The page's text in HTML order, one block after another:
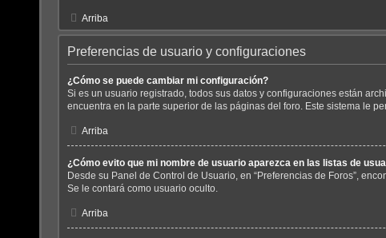
Arriba
Preferencias de usuario y configuraciones
¿Cómo se puede cambiar mi configuración?
Si es un usuario registrado, todos sus datos y configuraciones están
encuentra en la parte superior de las páginas del foro. Este sistema le
Arriba
¿Cómo evito que mi nombre de usuario aparezca en las listas de
Desde su Panel de Control de Usuario, en “Preferencias de Foros”,
Se le contará como usuario oculto.
Arriba